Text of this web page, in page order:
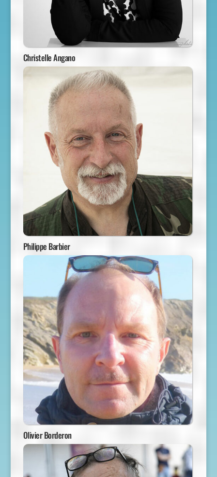
Christelle Angano
Philippe Barbier
Olivier Borderon